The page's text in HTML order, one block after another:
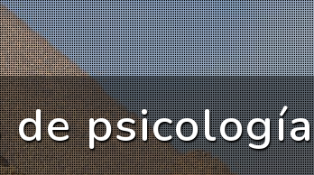
psicología